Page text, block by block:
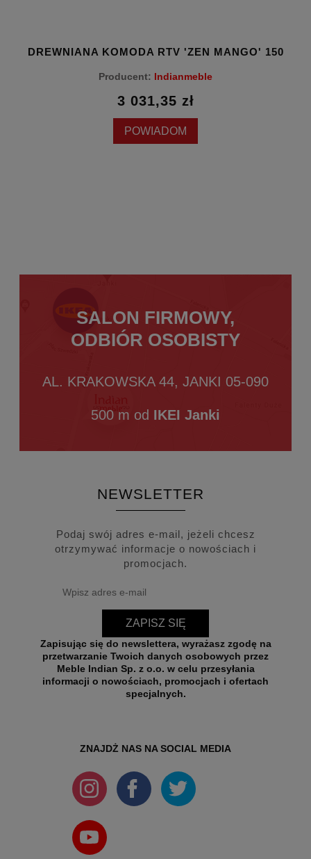
DREWNIANA KOMODA RTV 'ZEN MANGO' 150
Producent: Indianmeble
3 031,35 zł
POWIADOM
SALON FIRMOWY,
ODBIÓR OSOBISTY
AL. KRAKOWSKA 44, JANKI 05-090
500 m od IKEI Janki
NEWSLETTER
Podaj swój adres e-mail, jeżeli chcesz
otrzymywać informacje o nowościach i
promocjach.
ZAPISZ SIĘ
Zapisując się do newslettera, wyrażasz zgodę na
przetwarzanie Twoich danych osobowych przez
Meble Indian Sp. z o.o. w celu przesyłania
informacji o nowościach, promocjach i ofertach
specjalnych.
ZNAJDŻ NAS NA SOCIAL MEDIA